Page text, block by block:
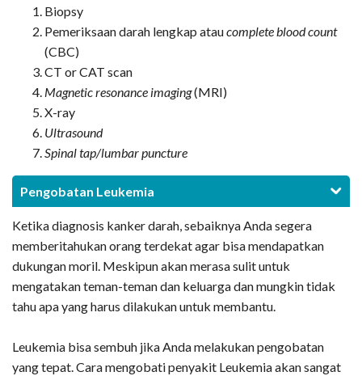
Biopsy
Pemeriksaan darah lengkap ataucomplete blood count
(CBC)
CT or CAT scan
Magnetic resonance imaging(MRI)
X-ray
Ultrasound
Spinal tap/lumbar puncture
Pengobatan Leukemia
Ketika diagnosis kanker darah, sebaiknya Anda segera
memberitahukan orang terdekat agar bisa mendapatkan
dukungan moril. Meskipun akan merasa sulit untuk
mengatakan teman-teman dan keluarga dan mungkin tidak
tahu apa yang harus dilakukan untuk membantu.
Leukemia bisa sembuh jika Anda melakukan pengobatan
yang tepat. Cara mengobati penyakit Leukemia akan sangat